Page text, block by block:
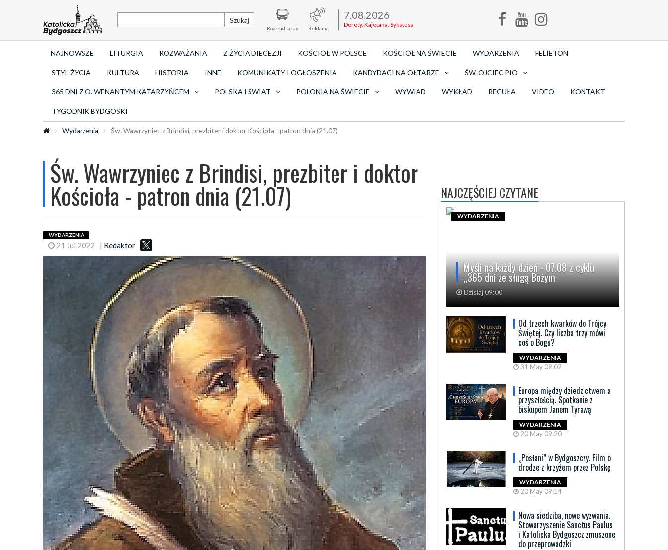
Szukaj
Rozkład jazdy Reklama
7.08.2026
Doroty, Kajetana, Sykstusa
NAJNOWSZE LITURGIA ROZWAŻANIA Z ŻYCIA DIECEZJI KOŚCIÓŁ W POLSCE KOŚCIÓŁ NA ŚWIECIE WYDARZENIA FELIETON
STYL ŻYCIA KULTURA HISTORIA INNE KOMUNIKATY I OGŁOSZENIA KANDYDACI NA OŁTARZE ŚW. OJCIEC PIO
365 DNI Z O. WENANTYM KATARZYŃCEM POLSKA I ŚWIAT POLONIA NA ŚWIECIE WYWIAD WYKŁAD REGUŁA VIDEO KONTAKT
TYGODNIK BYDGOSKI
Wydarzenia Św. Wawrzyniec z Brindisi, prezbiter i doktor Kościoła - patron dnia (21.07)
Św. Wawrzyniec z Brindisi, prezbiter i doktor
Kościoła - patron dnia (21.07)
WYDARZENIA
21 Jul 2022 | Redaktor
NAJCZĘŚCIEJ CZYTANE
Myśli na każdy dzień - 07.08 z cyklu
„365 dni ze sługą Bożym
Dzisiaj 09:00
WYDARZENIA
Od trzech kwarków do Trójcy
Świętej. Czy liczba trzy mówi
coś o Bogu?
WYDARZENIA
31 May 09:02
Europa między dziedzictwem a
przyszłością. Spotkanie z
biskupem Janem Tyrawą
WYDARZENIA
20 May 09:20
„Posłani” w Bydgoszczy. Film o
drodze z krzyżem przez Polskę
WYDARZENIA
20 May 09:14
Nowa siedziba, nowe wyzwania.
Stowarzyszenie Sanctus Paulus
i Katolicka Bydgoszcz zmuszone
do przeprowadzki